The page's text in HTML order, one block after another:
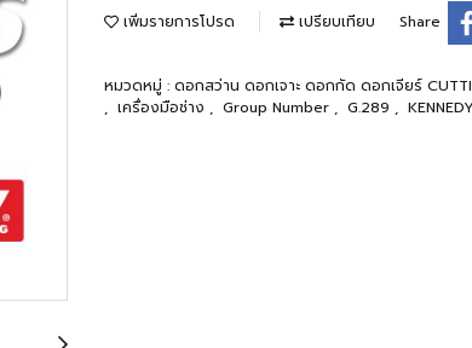
เพิ่มรายการโปรด เปรียบเทียบ Share
หมวดหมู่ : ดอกสว่าน ดอกเจาะ ดอกกัด ดอกเจียร์
, เครื่องมือช่าง , Group Number , G.289 , KENNEDY